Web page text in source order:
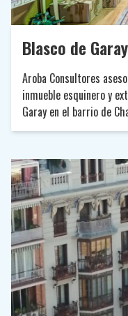
Blasco de
Aroba Consultores
inmueble esquinero y
Garay en el barrio de